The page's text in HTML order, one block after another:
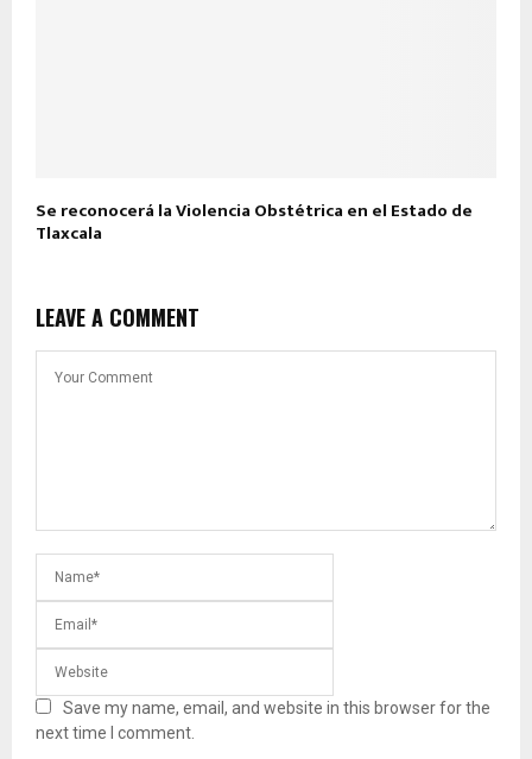
Se reconocerá la Violencia Obstétrica en el Estado de
Tlaxcala
LEAVE A COMMENT
Save my name, email, and website in this browser for the
next time I comment.